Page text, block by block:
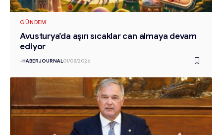
GÜNDEM
Avusturya’da aşırı sıcaklar can almaya devam
ediyor
-HABERJOURNAL01/08/2026